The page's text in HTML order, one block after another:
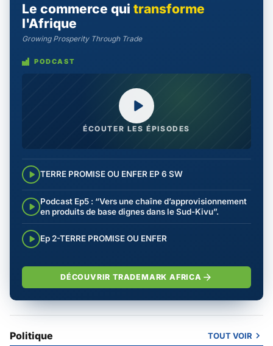
Le commerce qui transforme
l'Afrique
Growing Prosperity Through Trade
PODCAST
ÉCOUTER LES ÉPISODES
TERRE PROMISE OU ENFER EP 6 SW
Podcast Ep5 : “Vers une chaîne d’approvisionnement
en produits de base dignes dans le Sud-Kivu”.
Ep 2-TERRE PROMISE OU ENFER
DÉCOUVRIR TRADEMARK AFRICA
Politique TOUT VOIR